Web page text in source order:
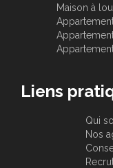
Maison à
Liens
Qui
Nos